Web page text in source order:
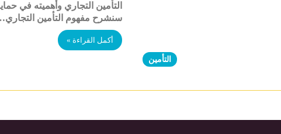
التأمين
التأمين التجاري وأهميته في
سنشرح مفهوم التأمين
أكمل القراءة »